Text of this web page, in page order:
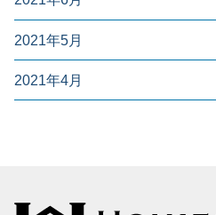
2021年5月
2021年4月